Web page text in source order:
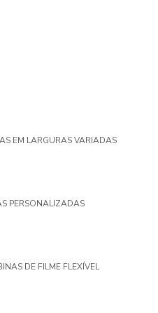
EM LARGURAS VARIADAS
PERSONALIZADAS
DE FILME FLEXÍVEL